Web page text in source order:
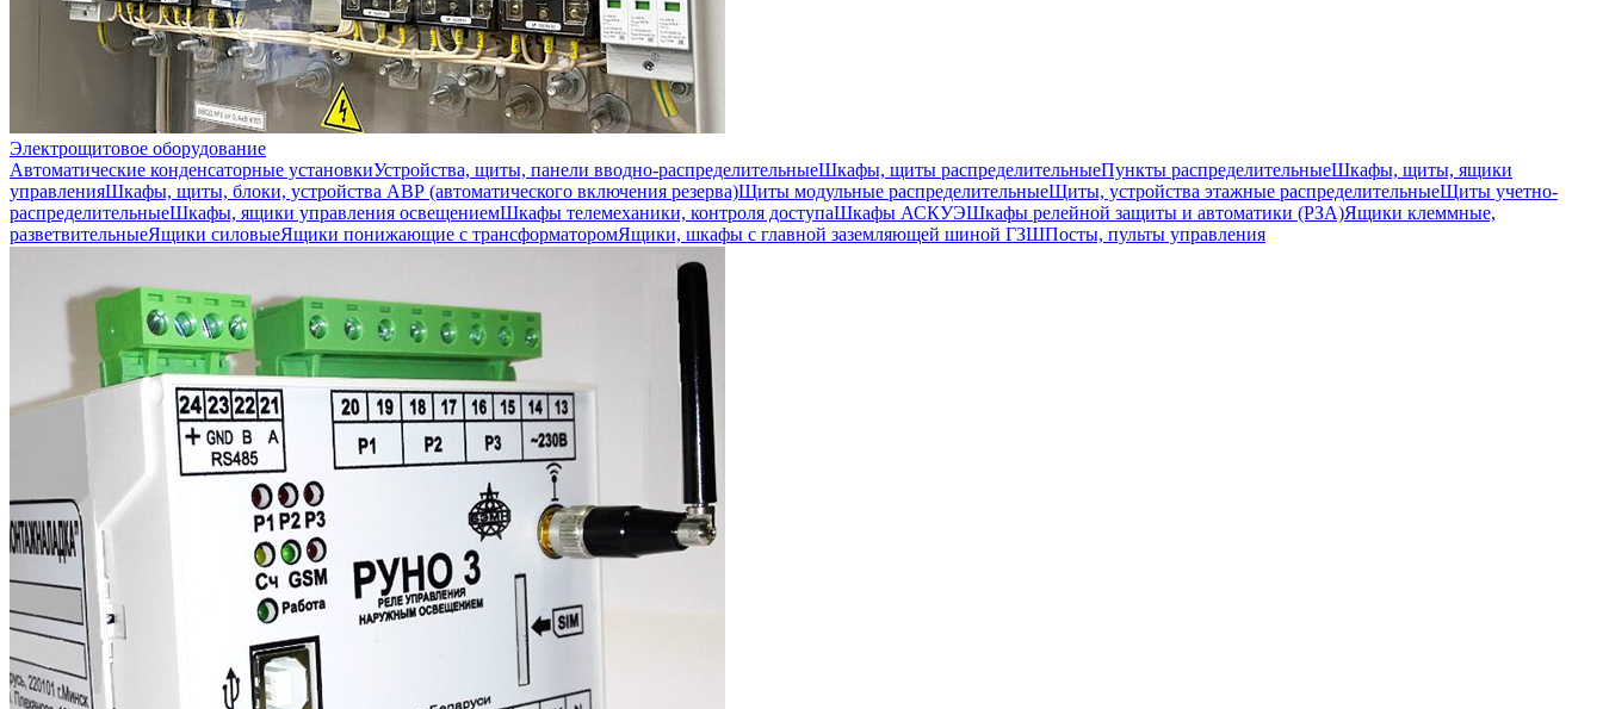
Электрощитовое оборудование
Автоматические конденсаторные установкиУстройства, щиты, панели вводно-распределительныеШкафы, щиты распределительныеПункты распределительныеШкафы, щиты, ящики
управленияШкафы, щиты, блоки, устройства АВР (автоматического включения резерва)Щиты модульные распределительныеЩиты, устройства этажные распределительныеЩиты учетно-
распределительныеШкафы, ящики управления освещениемШкафы телемеханики, контроля доступаШкафы АСКУЭШкафы релейной защиты и автоматики (РЗА)Ящики клеммные,
разветвительныеЯщики силовыеЯщики понижающие с трансформаторомЯщики, шкафы с главной заземляющей шиной ГЗШПосты, пульты управления